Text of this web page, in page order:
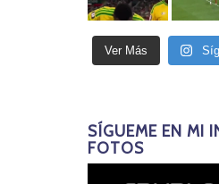
Ver Más
SÍGUEME EN MI
FOTOS